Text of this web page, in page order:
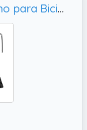
Adiwo Pastillas de Freno para Bicicleta, para Bicicleta de Montaña(Negro)